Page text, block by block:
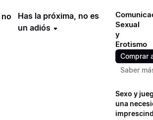
Has la próxima, no es
un adiós
Sexual
y
Erotismo
Comprar
Saber
Sexo y
una